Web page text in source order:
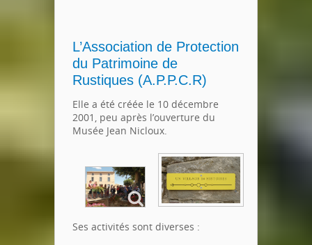
L’Association de Protection
du Patrimoine de
Rustiques (A.P.P.C.R)
Elle a été créée le 10 décembre
2001, peu après l’ouverture du
Musée Jean Nicloux.
Ses activités sont diverses :